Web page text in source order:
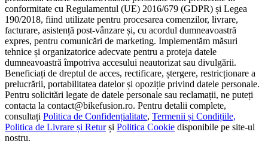
conformitate cu Regulamentul (UE) 2016/679 (GDPR) și Legea
190/2018, fiind utilizate pentru procesarea comenzilor, livrare,
facturare, asistență post-vânzare și, cu acordul dumneavoastră
expres, pentru comunicări de marketing. Implementăm măsuri
tehnice și organizatorice adecvate pentru a proteja datele
dumneavoastră împotriva accesului neautorizat sau divulgării.
Beneficiați de dreptul de acces, rectificare, ștergere, restricționare a
prelucrării, portabilitatea datelor și opoziție privind datele personale.
Pentru solicitări legate de datele personale sau reclamații, ne puteți
contacta la contact@bikefusion.ro. Pentru detalii complete,
consultați Politica de Confidențialitate, Termenii și Condițiile,
Politica de Livrare și Returși Politica Cookie disponibile pe site-ul
nostru.